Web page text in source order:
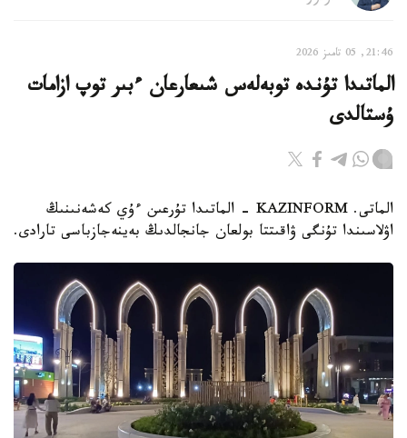
21:46, 05 تامىز 2026
الماتىدا تۇندە توبەلەس شىعارعان ءبىر توپ ازامات
ۇستالدى
الماتى. KAZINFORM - الماتىدا تۇرعىن ءۇي كەشەنىنىڭ
اۋلاسىندا تۇنگى ۋاقىتتا بولعان جانجالدىڭ بەينەجازباسى تارادى.